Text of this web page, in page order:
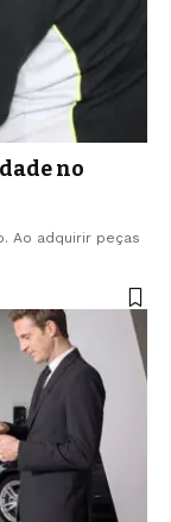
no
Ao adquirir peças